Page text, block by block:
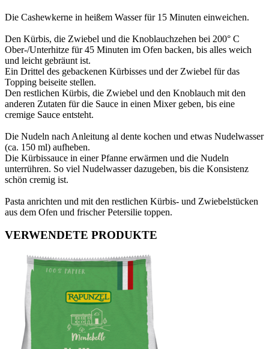
Die Cashewkerne in heißem Wasser für 15 Minuten einweichen.
Den Kürbis, die Zwiebel und die Knoblauchzehen bei 200° C
Ober-/Unterhitze für 45 Minuten im Ofen backen, bis alles weich
und leicht gebräunt ist.
Ein Drittel des gebackenen Kürbisses und der Zwiebel für das
Topping beiseite stellen.
Den restlichen Kürbis, die Zwiebel und den Knoblauch mit den
anderen Zutaten für die Sauce in einen Mixer geben, bis eine
cremige Sauce entsteht.
Die Nudeln nach Anleitung al dente kochen und etwas Nudelwasser
(ca. 150 ml) aufheben.
Die Kürbissauce in einer Pfanne erwärmen und die Nudeln
unterrühren. So viel Nudelwasser dazugeben, bis die Konsistenz
schön cremig ist.
Pasta anrichten und mit den restlichen Kürbis- und Zwiebelstücken
aus dem Ofen und frischer Petersilie toppen.
VERWENDETE PRODUKTE